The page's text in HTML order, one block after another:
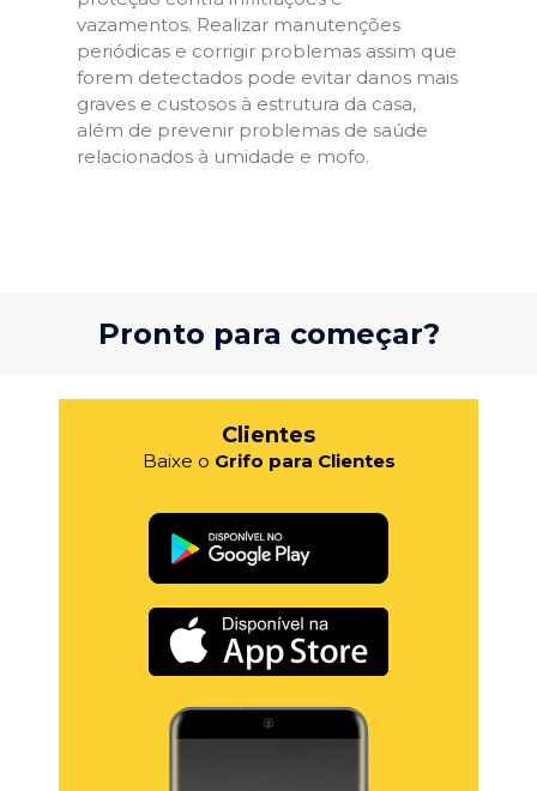
vazamentos. Realizar manutenções
periódicas e corrigir problemas assim que
forem detectados pode evitar danos mais
graves e custosos à estrutura da casa,
além de prevenir problemas de saúde
relacionados à umidade e mofo.
Pronto para começar?
Clientes
Baixe o Grifo para Clientes